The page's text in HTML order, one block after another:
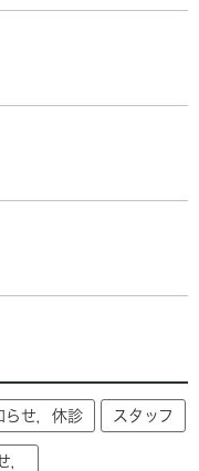
らせ，休診 スタッフ
，